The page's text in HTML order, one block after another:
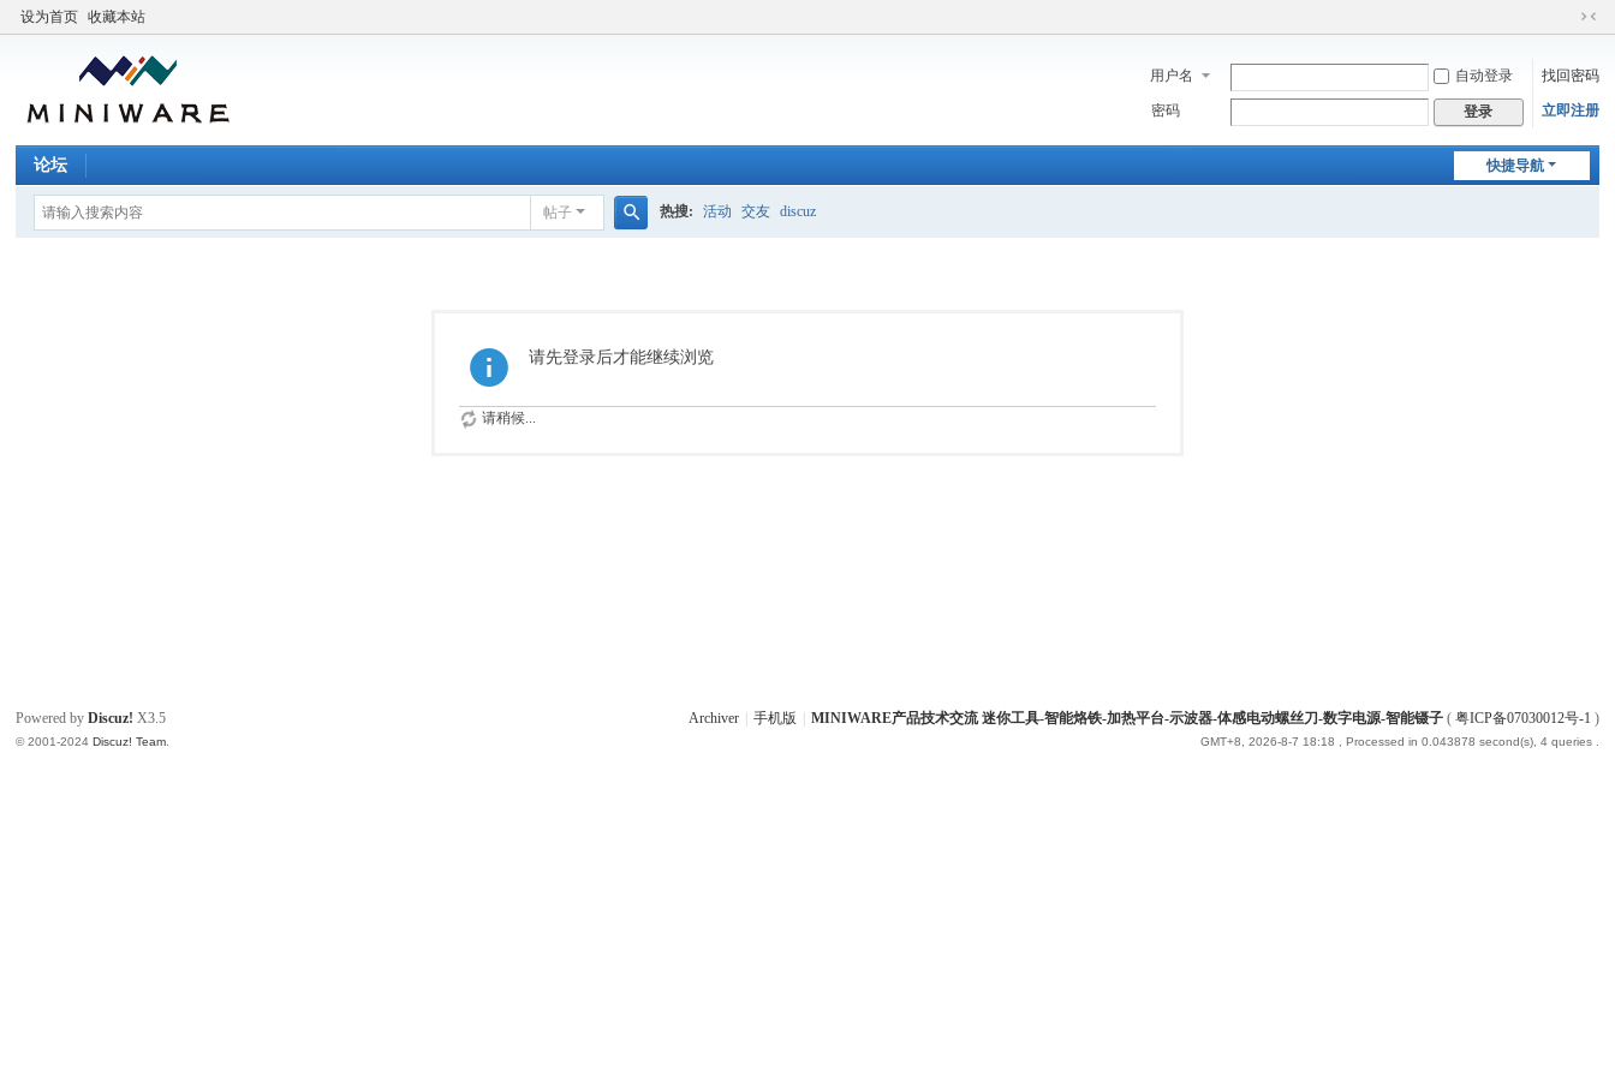
设为首页 收藏本站
切
到
窄
版
用户名 自动登录 找回密码
密码 登录 立即注册
快捷导航
论坛
帖子 热搜: 活动 交友 discuz
请先登录后才能继续浏览
请稍候...
Archiver 手机版 MINIWARE产品技术交流 迷你工具-智能烙铁-加热平台-示波器-体感电动螺丝刀-数字电源-智能镊子( 粤ICP备07030012号-1 )
GMT+8, 2026-8-7 18:18 , Processed in 0.043878 second(s), 4 queries .
Powered byDiscuz! X3.5
© 2001-2024Discuz! Team